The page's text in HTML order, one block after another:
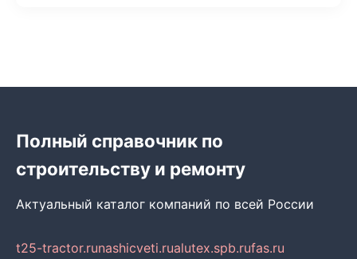
Полный справочник по
строительству и ремонту
Актуальный каталог компаний по всей России
t25-tractor.runashicveti.rualutex.spb.rufas.ru